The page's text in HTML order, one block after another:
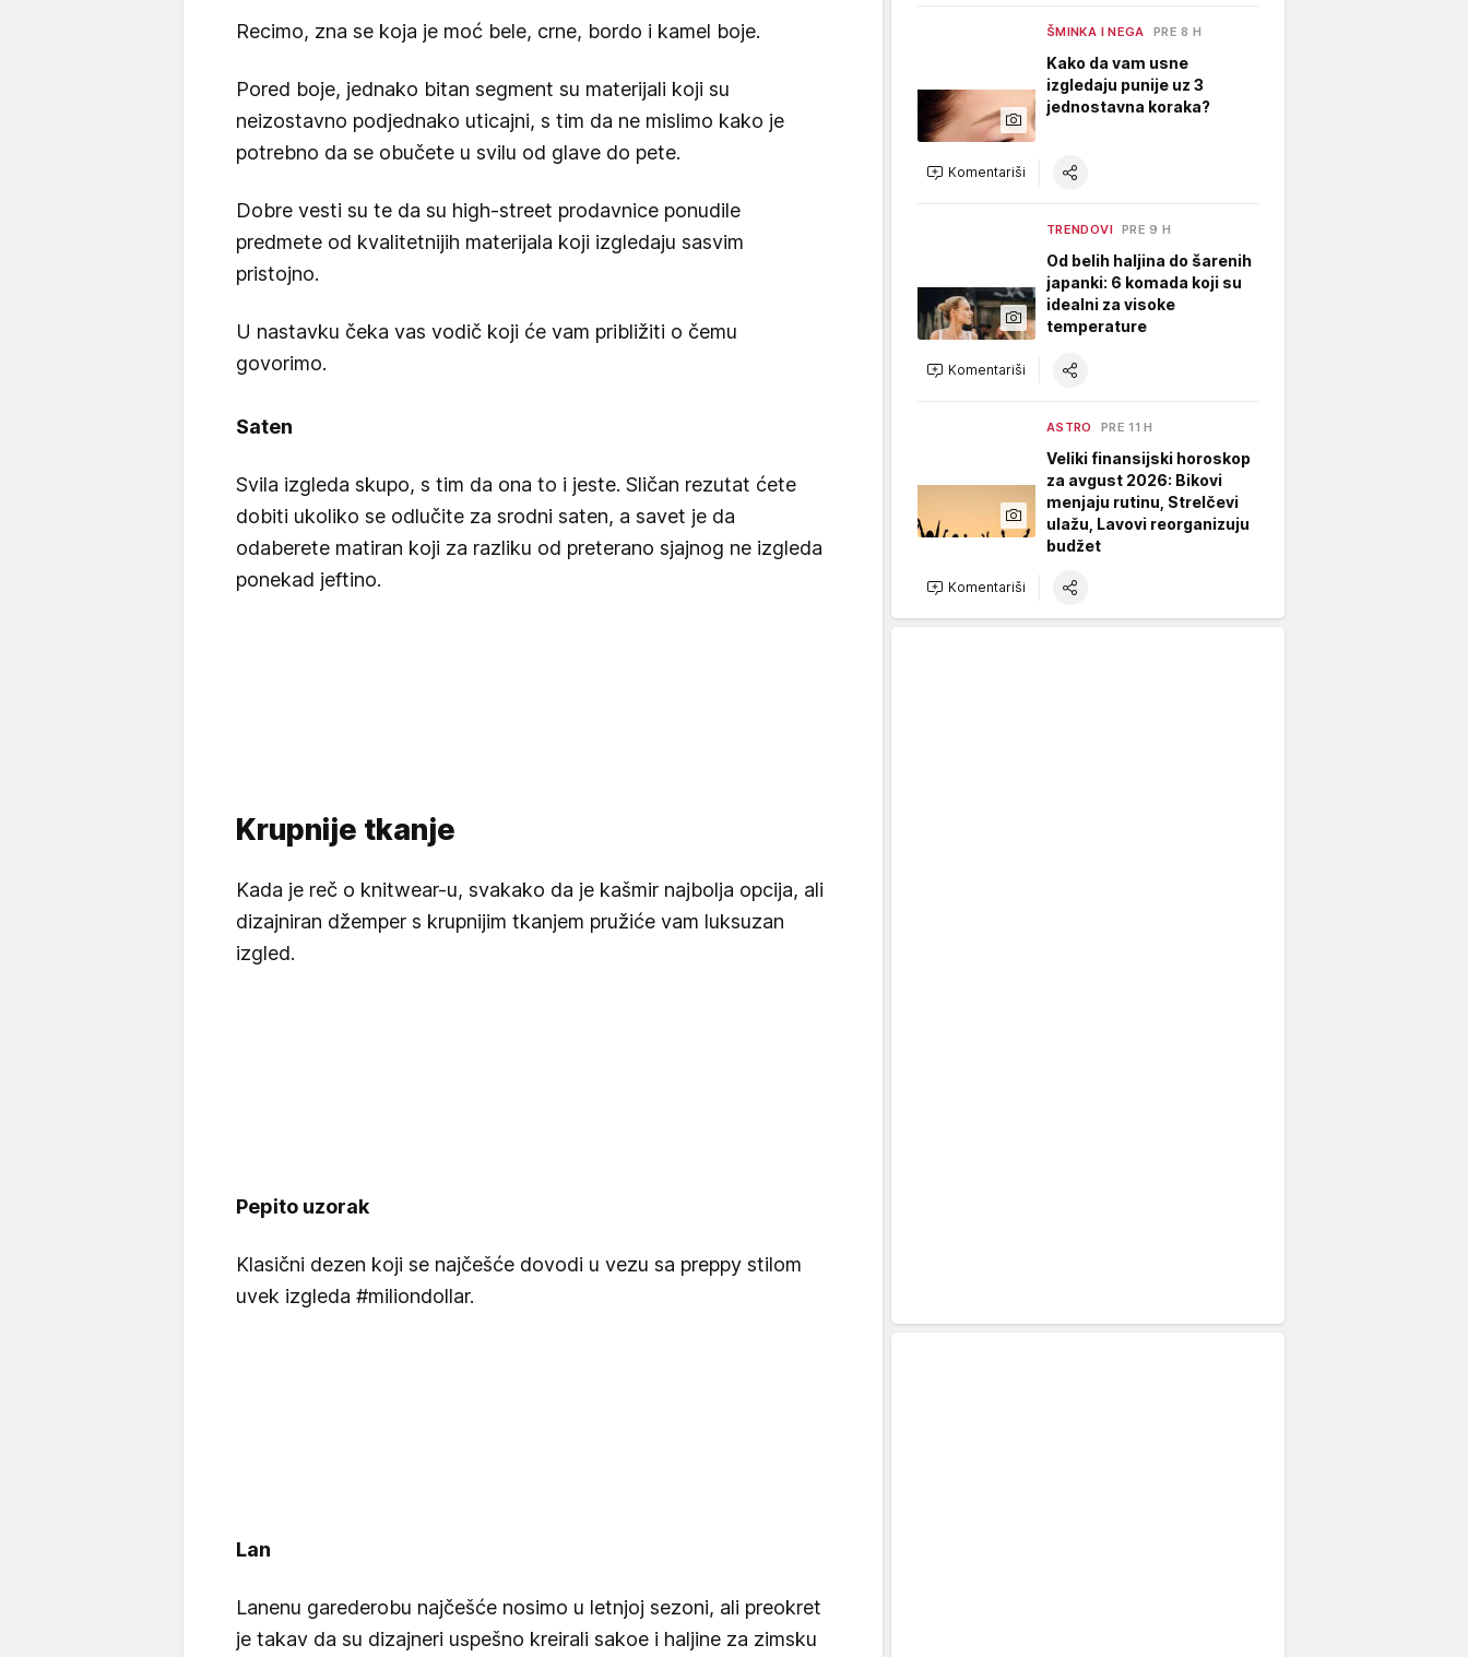
Recimo, zna se koja je moć bele, crne, bordo i kamel boje.
Pored boje, jednako bitan segment su materijali koji su
neizostavno podjednako uticajni, s tim da ne mislimo kako je
potrebno da se obučete u svilu od glave do pete.
Dobre vesti su te da su high-street prodavnice ponudile
predmete od kvalitetnijih materijala koji izgledaju sasvim
pristojno.
U nastavku čeka vas vodič koji će vam približiti o čemu
govorimo.
Saten
Svila izgleda skupo, s tim da ona to i jeste. Sličan rezutat ćete
dobiti ukoliko se odlučite za srodni saten, a savet je da
odaberete matiran koji za razliku od preterano sjajnog ne izgleda
ponekad jeftino.
Krupnije tkanje
Kada je reč o knitwear-u, svakako da je kašmir najbolja opcija, ali
dizajniran džemper s krupnijim tkanjem pružiće vam luksuzan
izgled.
Pepito uzorak
Klasični dezen koji se najčešće dovodi u vezu sa preppy stilom
uvek izgleda #miliondollar.
Lan
Lanenu garederobu najčešće nosimo u letnjoj sezoni, ali preokret
je takav da su dizajneri uspešno kreirali sakoe i haljine za zimsku
ŠMINKA I NEGA PRE 8 H
Kako da vam usne
izgledaju punije uz 3
jednostavna koraka?
Komentariši
TRENDOVI PRE 9 H
Od belih haljina do šarenih
japanki: 6 komada koji su
idealni za visoke
temperature
Komentariši
ASTRO PRE 11 H
Veliki finansijski horoskop
za avgust 2026: Bikovi
menjaju rutinu, Strelčevi
ulažu, Lavovi reorganizuju
budžet
Komentariši